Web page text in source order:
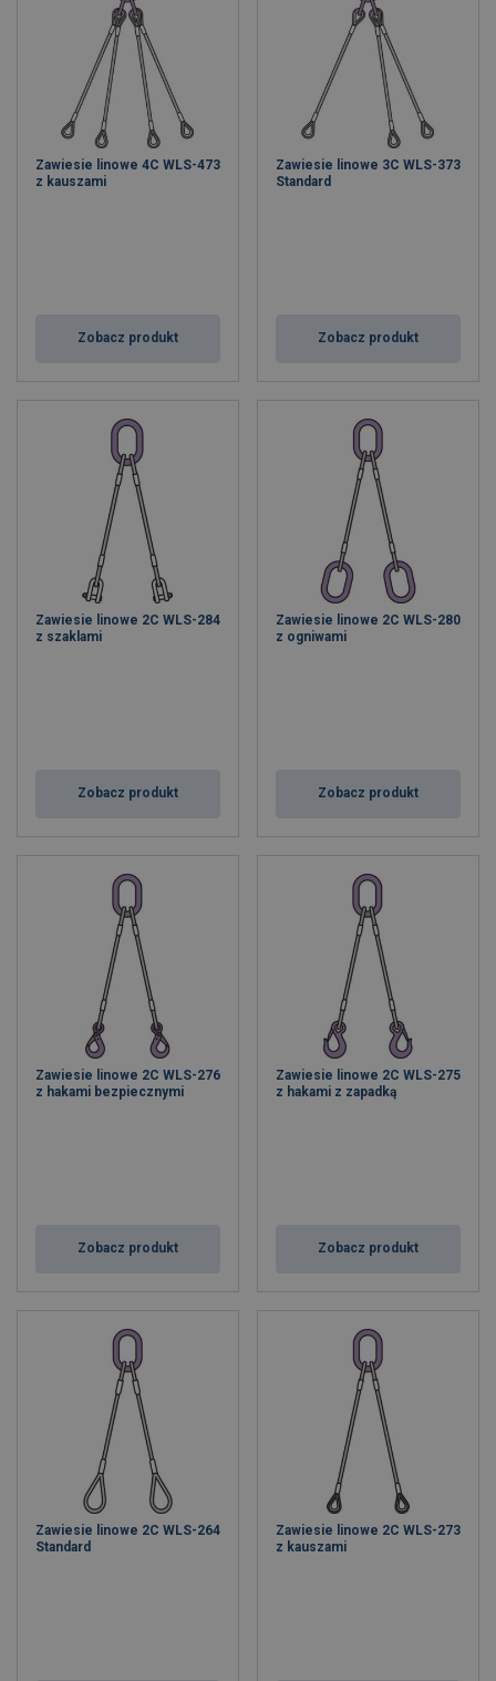
Zawiesie linowe 4C WLS-473
z kauszami
Zobacz produkt
Zawiesie linowe 3C WLS-373
Standard
Zobacz produkt
Zawiesie linowe 2C WLS-284
z szaklami
Zobacz produkt
Zawiesie linowe 2C WLS-280
z ogniwami
Zobacz produkt
Zawiesie linowe 2C WLS-276
z hakami bezpiecznymi
Zobacz produkt
Zawiesie linowe 2C WLS-275
z hakami z zapadką
Zobacz produkt
Zawiesie linowe 2C WLS-264
Standard
Zawiesie linowe 2C WLS-273
z kauszami